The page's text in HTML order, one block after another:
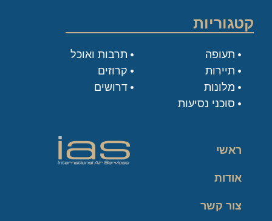
קטגוריות
תעופה
תיירות
מלונות
סוכני נסיעות
תרבות ואוכל
קרוזים
דרושים
ראשי
אודות
צור קשר